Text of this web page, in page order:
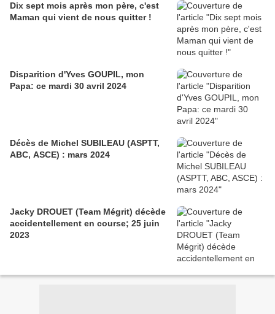
Dix sept mois après mon père, c'est
Maman qui vient de nous quitter !
Disparition d'Yves GOUPIL, mon
Papa: ce mardi 30 avril 2024
Décès de Michel SUBILEAU (ASPTT,
ABC, ASCE) : mars 2024
Jacky DROUET (Team Mégrit) décède
accidentellement en course; 25 juin
2023